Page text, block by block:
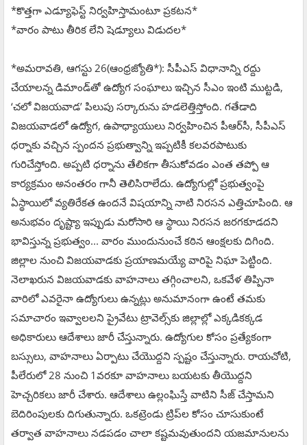
*కొత్తగా ఎడ్యూఫెస్ట్‌ నిర్వహిస్తామంటూ ప్రకటన*
*వారం పాటు తీరిక లేని షెడ్యూలు విడుదల*
*అమరావతి, ఆగస్టు 26(ఆంధ్రజ్యోతి*): సీపీఎస్‌ విధానాన్ని రద్దు
చేయాలన్న డిమాండ్‌తో ఉద్యోగ సంఘాలు ఇచ్చిన సీఎం ఇంటి ముట్టడి,
‘చలో విజయవాడ’ పిలుపు సర్కారును హడలెత్తిస్తోంది. గతేడాది
విజయవాడలో ఉద్యోగ, ఉపాధ్యాయులు నిర్వహించిన పీఆర్‌సీ, సీపీఎస్‌
ధర్నాకు వచ్చిన స్పందన ప్రభుత్వాన్ని ఇప్పటికీ కలవరపాటుకు
గురిచేస్తోంది. అప్పటి ధర్నాను తేలికగా తీసుకోవడం ఎంత తప్పో ఆ
కార్యక్రమం అనంతరం గానీ తెలిసిరాలేదు. ఉద్యోగుల్లో ప్రభుత్వంపై
ఏస్థాయిలో వ్యతిరేకత ఉందనే విషయాన్ని నాటి నిరసన ఎత్తిచూపింది. ఆ
అనుభవం దృష్ట్యా ఇప్పుడు మరోసారి ఆ స్థాయి నిరసన జరగకూడదని
భావిస్తున్న ప్రభుత్వం... వారం ముందునుంచే కఠిన ఆంక్షలకు దిగింది.
జిల్లాల నుంచి విజయవాడకు ప్రయాణమయ్యే వారిపై నిఘా పెట్టింది.
నెలాఖరున విజయవాడకు వాహనాలు తగ్గించాలని, ఒకవేళ తిప్పినా
వారిలో ఎవరైనా ఉద్యోగులు ఉన్నట్లు అనుమానంగా ఉంటే తమకు
సమాచారం ఇవ్వాలలని ప్రైవేటు ట్రావెల్స్‌కు జిల్లాల్లో ఎక్కడికక్కడ
అధికారులు ఆదేశాలు జారీ చేస్తున్నారు. ఉద్యోగుల కోసం ప్రత్యేకంగా
బస్సులు, వాహనాలు ఏర్పాటు చేయొద్దని స్పష్టం చేస్తున్నారు. రాయచోటి,
పీలేరులో 28 నుంచి 1వరకూ వాహనాలు బయటకు తీయొద్దని
హెచ్చరికలు జారీ చేశారు. ఆదేశాలు ఉల్లంఘిస్తే వాటిని సీజ్‌ చేస్తామని
బెదిరింపులకు దిగుతున్నారు. ఒకట్రెండు ట్రిప్‌ల కోసం చూసుకుంటే
తర్వాత వాహనాలు నడపడం చాలా కష్టమవుతుందని యజమానులను